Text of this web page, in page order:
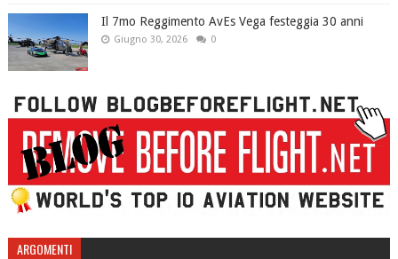
Il 7mo Reggimento AvEs Vega festeggia 30 anni
Giugno 30, 2026 0
ARGOMENTI